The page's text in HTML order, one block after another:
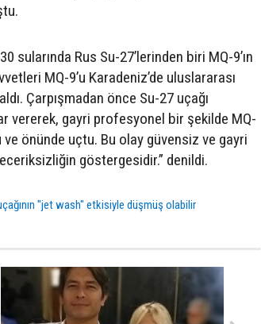
sularında Rus Su-27’lerinden biri MQ-9’ın
MQ-9’u Karadeniz’de uluslararası
Çarpışmadan önce Su-27 uçağı
vererek, gayri profesyonel bir şekilde MQ-
ve önünde uçtu. Bu olay güvensiz ve gayri
göstergesidir.” denildi.
"jet wash" etkisiyle düşmüş olabilir